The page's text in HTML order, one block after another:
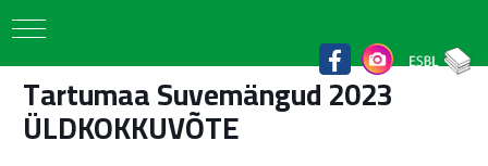
Tartumaa Suvemängud 2023
ÜLDKOKKUVÕTE